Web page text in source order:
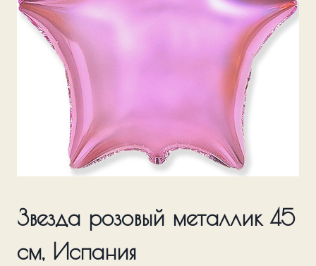
Звезда розовый металлик 45
см, Испания